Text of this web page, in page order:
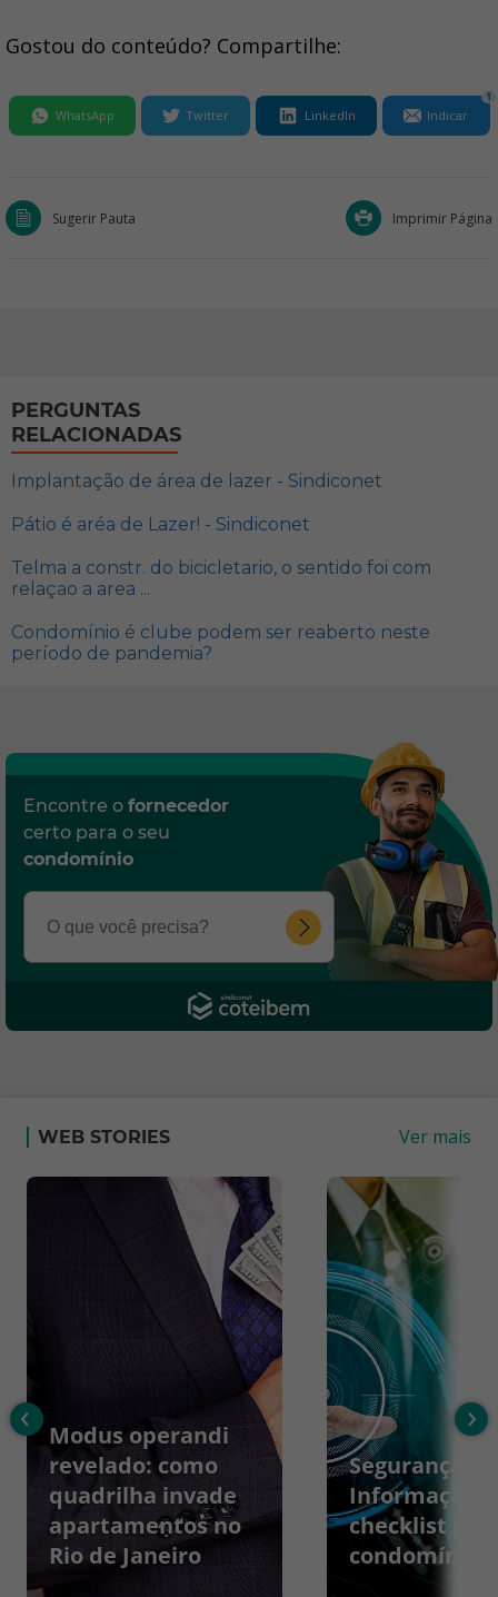
Gostou do conteúdo? Compartilhe:
WhatsApp Twitter LinkedIn Indicar
1
Sugerir Pauta Imprimir Página
PERGUNTAS
RELACIONADAS
Implantação de área de lazer - Sindiconet
Pátio é aréa de Lazer! - Sindiconet
Telma a constr. do bicicletario, o sentido foi com
relaçao a area ...
Condomínio é clube podem ser reaberto neste
período de pandemia?
Encontre o fornecedor
certo para o seu
condomínio
WEB STORIES Ver mais
Modus operandi
revelado: como
quadrilha invade
apartamentos no
Rio de Janeiro
Segurança da
Informação:
checklist
condomínios
‹ ›